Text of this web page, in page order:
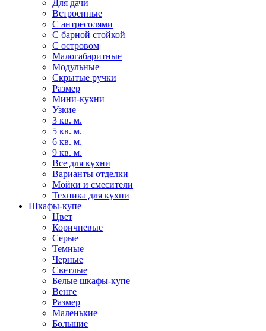
Для дачи
Встроенные
С антресолями
С барной стойкой
С островом
Малогабаритные
Модульные
Скрытые ручки
Размер
Мини-кухни
Узкие
3 кв. м.
5 кв. м.
6 кв. м.
9 кв. м.
Все для кухни
Варианты отделки
Мойки и смесители
Техника для кухни
Шкафы-купе
Цвет
Коричневые
Серые
Темные
Черные
Светлые
Белые шкафы-купе
Венге
Размер
Маленькие
Большие